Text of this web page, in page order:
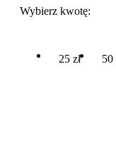
Wybierz kwotę:
25 zł 50